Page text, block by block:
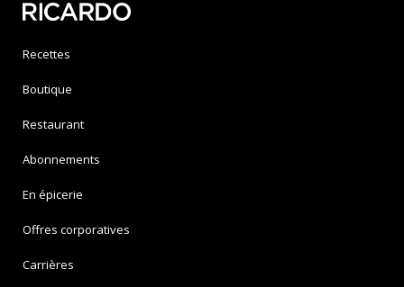
Recettes
Boutique
Restaurant
Abonnements
En épicerie
Offres corporatives
Carrières